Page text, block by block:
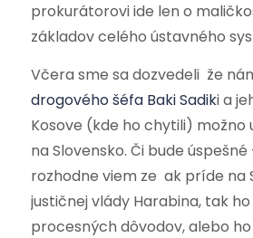
prokurátorovi ide len o
základov celého ústavného
Včera sme sa dozvedeli že
drogového šéfa Baki Sadiki a
Kosove (kde ho chytili) možno
na Slovensko. Či bude
rozhodne viem ze ak príde na
justičnej vlády Harabina, tak
procesných dôvodov, alebo